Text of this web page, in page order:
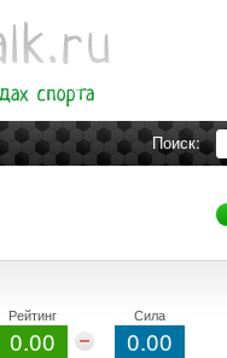
Поиск:
Сила
0.00
Рейтинг
0.00